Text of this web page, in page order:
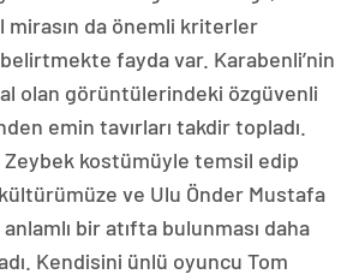
da önemli kriterler
fayda var. Karabenli’nin
olan görüntülerindeki özgüvenli
emin tavırları takdir topladı.
Zeybek kostümüyle temsil edip
ve Ulu Önder Mustafa
bir atıfta bulunması daha
Kendisini ünlü oyuncu Tom